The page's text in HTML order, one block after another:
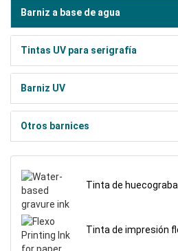
Barniz a base de agua
Tintas UV para serigrafía
Barniz UV
Otros barnices
Tinta de
Tinta de impresión